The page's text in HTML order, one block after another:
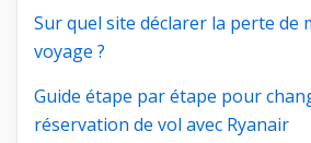
Sur quel site déclarer la perte de
voyage ?
Guide étape par étape pour
réservation de vol avec Ryanair